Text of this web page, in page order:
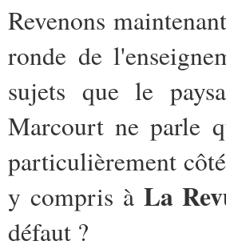
Revenons
ronde de
sujets que le
Marcourt ne parle
particulièrement
y compris à La
défaut ?